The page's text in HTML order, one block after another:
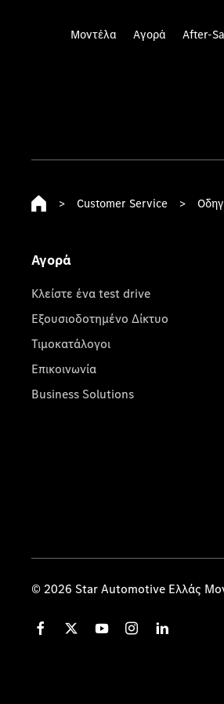
Μοντέλα Αγορά After-
> Customer Service >
Αγορά
Κλείστε ένα test drive
Εξουσιοδοτημένο Δίκτυο
Τιμοκατάλογοι
Επικοινωνία
Business Solutions
© 2026 Star Automotive Ελλάς